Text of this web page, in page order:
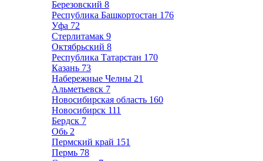
Березовский 8
Республика Башкортостан 176
Уфа 72
Стерлитамак 9
Октябрьский 8
Республика Татарстан 170
Казань 73
Набережные Челны 21
Альметьевск 7
Новосибирская область 160
Новосибирск 111
Бердск 7
Обь 2
Пермский край 151
Пермь 78